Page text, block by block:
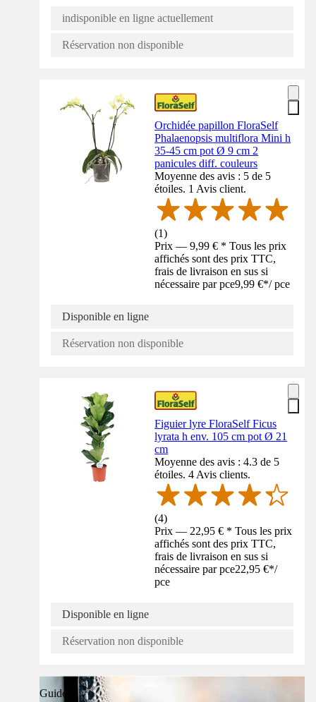
indisponible en ligne actuellement
Réservation non disponible
Orchidée papillon FloraSelf
Phalaenopsis multiflora Mini h
35-45 cm pot Ø 9 cm 2
panicules diff. couleurs
Moyenne des avis : 5 de 5
étoiles. 1 Avis client.
(1)
Prix — 9,99 € * Tous les prix
affichés sont des prix TTC,
frais de livraison en sus si
nécessaire par pce9,99 €*/ pce
Disponible en ligne
Réservation non disponible
Figuier lyre FloraSelf Ficus
lyrata h env. 105 cm pot Ø 21
cm
Moyenne des avis : 4.3 de 5
étoiles. 4 Avis clients.
(4)
Prix — 22,95 € * Tous les prix
affichés sont des prix TTC,
frais de livraison en sus si
nécessaire par pce22,95 €*/
pce
Disponible en ligne
Réservation non disponible
Guide